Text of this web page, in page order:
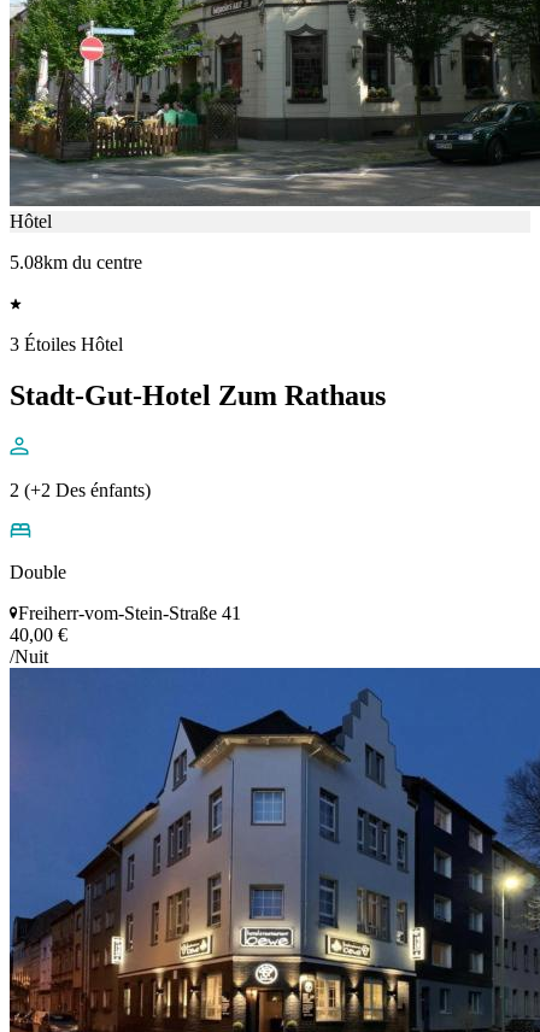
Hôtel
5.08km du centre
3 Étoiles Hôtel
Stadt-Gut-Hotel Zum Rathaus
2 (+2 Des énfants)
Double
Freiherr-vom-Stein-Straße 41
40,00 €
/Nuit